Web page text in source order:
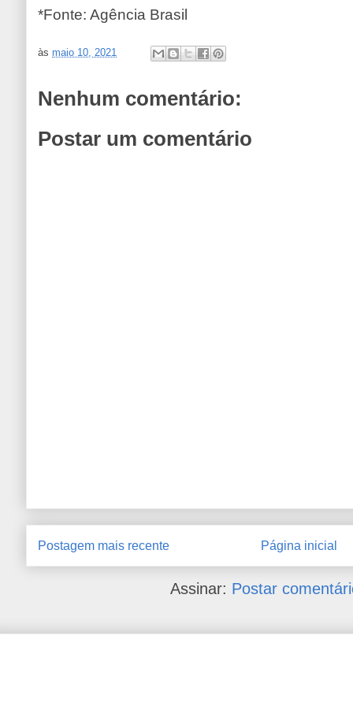
*Fonte: Agência Brasil
às maio 10, 2021
Nenhum comentário:
Postar um comentário
Postagem mais recente Página inicial
Assinar: Postar